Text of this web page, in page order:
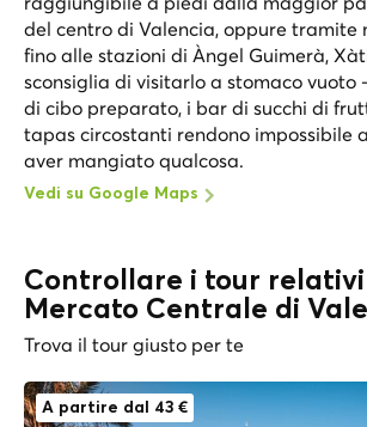
del centro di Valencia, oppure tramite
fino alle stazioni di Àngel Guimerà,
sconsiglia di visitarlo a stomaco
di cibo preparato, i bar di succhi di
tapas circostanti rendono impossibile
aver mangiato qualcosa.
Vedi su Google Maps
Controllare i tour relativi
Mercato Centrale di
Trova il tour giusto per te
A partire dal 43 €